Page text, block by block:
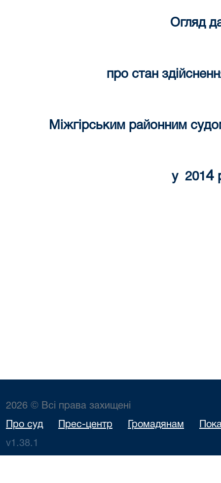
Огляд
про стан
Міжгірським районним
у 201 4
2026 © Всі права захищені
Про суд Прес-центр Громадянам
v1.38.1